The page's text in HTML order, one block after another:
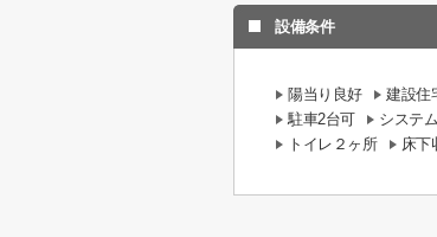
設備条件
陽当り良好 建設住
駐車2台可
システ
トイレ２ヶ所
床下